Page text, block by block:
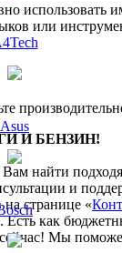
использовать
или
И БЕНЗИН!
найти
и
странице «
Есть как
сейчас! Мы
Asus